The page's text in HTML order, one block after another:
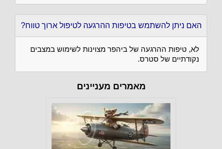
האם ניתן להשתמש בטיפות ההרגעה לטיפול ארוך טווח?
לא, טיפות ההרגעה של ביהפר מצוינות לשימוש במצבים
נקודתיים של סטרס.
מאמרים מעניינים